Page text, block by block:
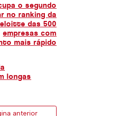
o segundo
no ranking da
das 500
empresas com
mais rápido
longas
anterior